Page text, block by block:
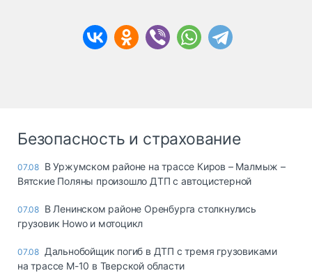
Безопасность и страхование
07.08 В Уржумском районе на трассе Киров – Малмыж –
Вятские Поляны произошло ДТП с автоцистерной
07.08 В Ленинском районе Оренбурга столкнулись
грузовик Howo и мотоцикл
07.08 Дальнобойщик погиб в ДТП с тремя грузовиками
на трассе М-10 в Тверской области